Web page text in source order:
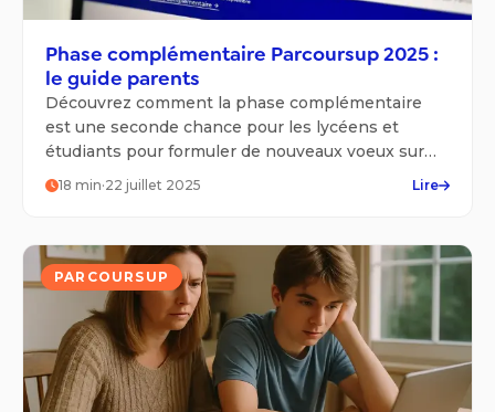
Phase complémentaire Parcoursup 2025 :
le guide parents
Découvrez comment la phase complémentaire
est une seconde chance pour les lycéens et
étudiants pour formuler de nouveaux voeux sur
Parcoursup !
18 min·22 juillet 2025 Lire
PARCOURSUP